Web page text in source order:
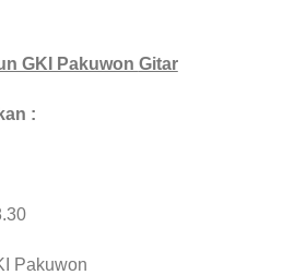
GKI Pakuwon Gitar
: